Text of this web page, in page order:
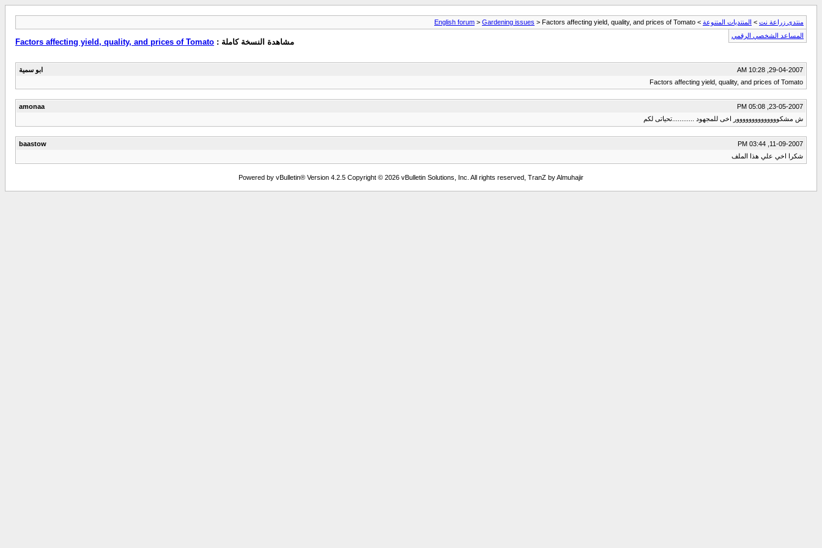
منتدى زراعة نت > المنتديات المتنوعة >
English forum > Gardening issues > Factors affecting yield, quality, and prices of Tomato
المساعد الشخصي الرقمي
مشاهدة النسخة كاملة : Factors affecting yield, quality, and prices of Tomato
ابو سمية
29-04-2007, 10:28 AM
Factors affecting yield, quality, and prices of Tomato
amonaa
23-05-2007, 05:08 PM
ش مشكوووووووووووووور اخى للمجهود ............تحياتى لكم
baastow
11-09-2007, 03:44 PM
شكرا اخي علي هذا الملف
Powered by vBulletin® Version 4.2.5 Copyright © 2026 vBulletin Solutions, Inc. All rights reserved, TranZ by Almuhajir